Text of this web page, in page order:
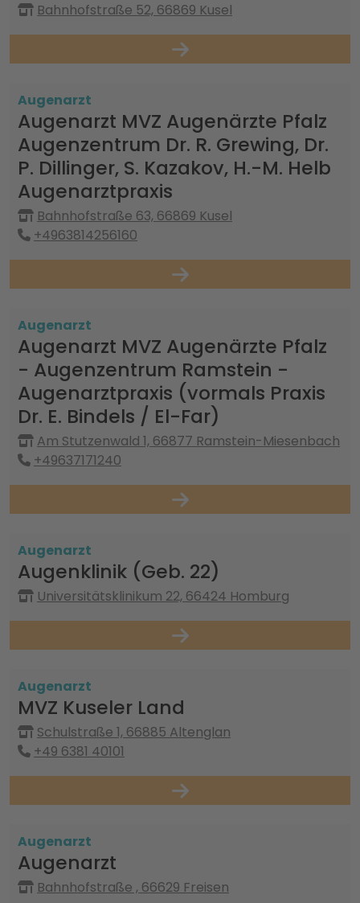
Bahnhofstraße 52, 66869 Kusel
Augenarzt
Augenarzt MVZ Augenärzte Pfalz
Augenzentrum Dr. R. Grewing, Dr.
P. Dillinger, S. Kazakov, H.-M. Helb
Augenarztpraxis
Bahnhofstraße 63, 66869 Kusel
+4963814256160
Augenarzt
Augenarzt MVZ Augenärzte Pfalz
- Augenzentrum Ramstein -
Augenarztpraxis (vormals Praxis
Dr. E. Bindels / El-Far)
Am Stutzenwald 1, 66877 Ramstein-Miesenbach
+49637171240
Augenarzt
Augenklinik (Geb. 22)
Universitätsklinikum 22, 66424 Homburg
Augenarzt
MVZ Kuseler Land
Schulstraße 1, 66885 Altenglan
+49 6381 40101
Augenarzt
Augenarzt
Bahnhofstraße , 66629 Freisen